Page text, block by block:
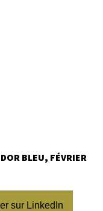
BLEU, FÉVRIER
sur LinkedIn